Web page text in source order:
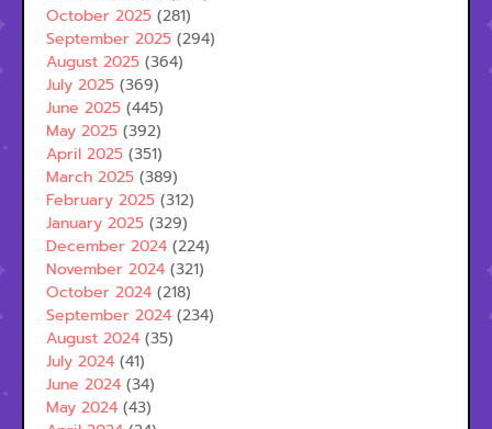
October 2025 (281)
September 2025 (294)
August 2025 (364)
July 2025 (369)
June 2025 (445)
May 2025 (392)
April 2025 (351)
March 2025 (389)
February 2025 (312)
January 2025 (329)
December 2024 (224)
November 2024 (321)
October 2024 (218)
September 2024 (234)
August 2024 (35)
July 2024 (41)
June 2024 (34)
May 2024 (43)